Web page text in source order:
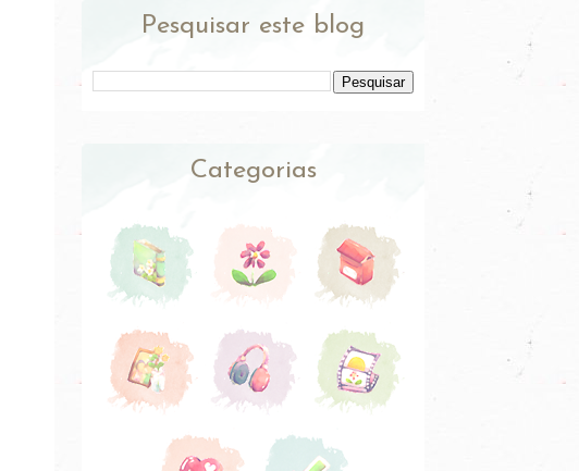
Pesquisar este blog
Categorias